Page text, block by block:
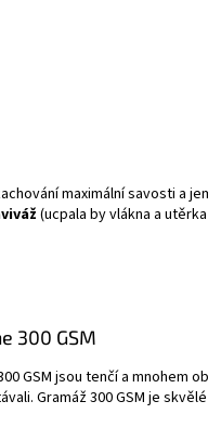
maximální savosti a
(ucpala by vlákna a
300 GSM
GSM jsou tenčí a mnohem
Gramáž 300 GSM je